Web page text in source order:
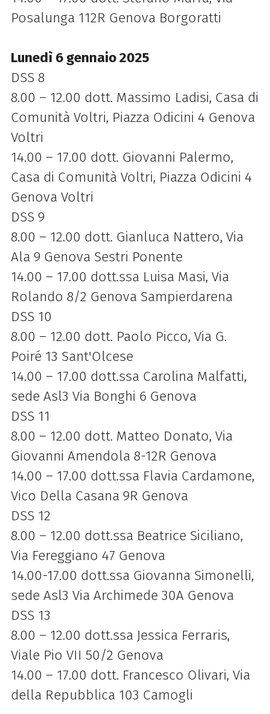
Posalunga 112R Genova Borgoratti
Lunedì 6 gennaio 2025
DSS 8
8.00 – 12.00 dott. Massimo Ladisi, Casa di
Comunità Voltri, Piazza Odicini 4 Genova
Voltri
14.00 – 17.00 dott. Giovanni Palermo,
Casa di Comunità Voltri, Piazza Odicini 4
Genova Voltri
DSS 9
8.00 – 12.00 dott. Gianluca Nattero, Via
Ala 9 Genova Sestri Ponente
14.00 – 17.00 dott.ssa Luisa Masi, Via
Rolando 8/2 Genova Sampierdarena
DSS 10
8.00 – 12.00 dott. Paolo Picco, Via G.
Poiré 13 Sant'Olcese
14.00 – 17.00 dott.ssa Carolina Malfatti,
sede Asl3 Via Bonghi 6 Genova
DSS 11
8.00 – 12.00 dott. Matteo Donato, Via
Giovanni Amendola 8-12R Genova
14.00 – 17.00 dott.ssa Flavia Cardamone,
Vico Della Casana 9R Genova
DSS 12
8.00 – 12.00 dott.ssa Beatrice Siciliano,
Via Fereggiano 47 Genova
14.00-17.00 dott.ssa Giovanna Simonelli,
sede Asl3 Via Archimede 30A Genova
DSS 13
8.00 – 12.00 dott.ssa Jessica Ferraris,
Viale Pio VII 50/2 Genova
14.00 – 17.00 dott. Francesco Olivari, Via
della Repubblica 103 Camogli